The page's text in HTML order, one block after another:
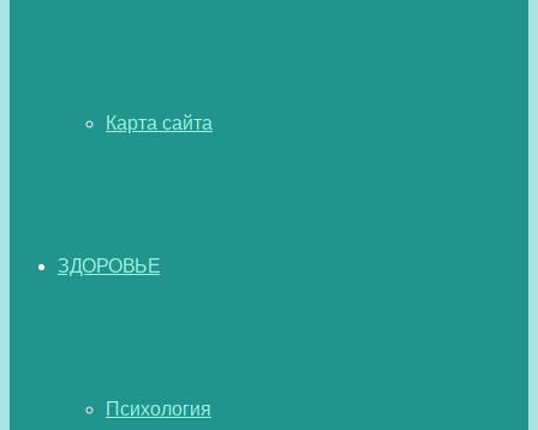
Карта сайта
ЗДОРОВЬЕ
Психология